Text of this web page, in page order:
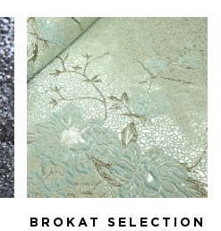
5.100,00 RSD.
BROKAT SELECTION